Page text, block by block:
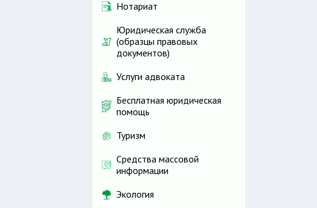
Нотариат
Юридическая служба
(образцы правовых
документов)
Услуги адвоката
Бесплатная юридическая
помощь
Туризм
Средства массовой
информации
Экология